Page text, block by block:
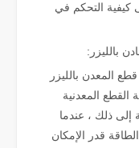
كيفية التحكم في
بالليزر:
المعدن بالليزر
القطع المعدنية
إلى ذلك ، عندما
قدر الإمكان